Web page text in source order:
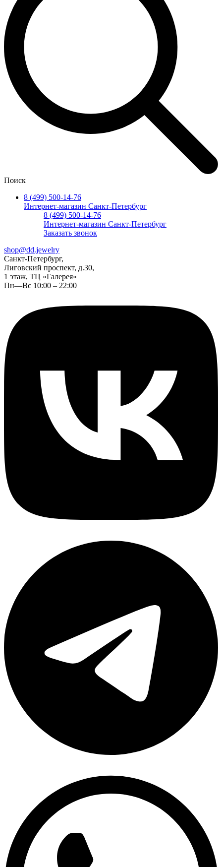
Поиск
8 (499) 500-14-76
Интернет-магазин Санкт-Петербург
8 (499) 500-14-76
Интернет-магазин Санкт-Петербург
Заказать звонок
shop@dd.jewelry
Санкт-Петербург,
Лиговский проспект, д.30,
1 этаж, ТЦ «Галерея»
Пн—Вс 10:00 – 22:00